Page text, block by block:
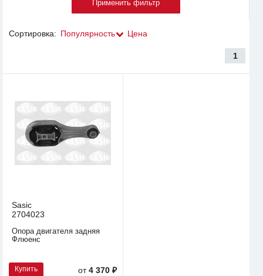
Сортировка: Популярность Цена
1
Sasic
2704023
Опора двигателя задняя
Флюенс
Купить от4 370 ₽